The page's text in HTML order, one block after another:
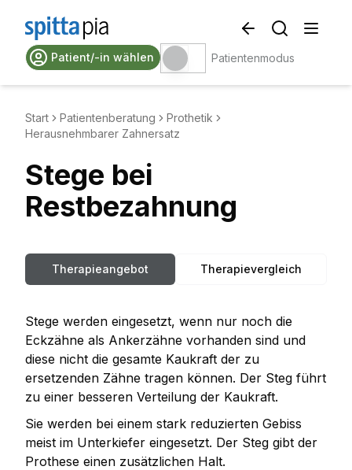
Patient/-in wählen Patientenmodus
Start Patientenberatung
Prothetik
Herausnehmbarer Zahnersatz
Stege bei
Restbezahnung
Therapieangebot Therapievergleich
Stege werden eingesetzt, wenn nur noch die
Eckzähne als Ankerzähne vorhanden sind und
diese nicht die gesamte Kaukraft der zu
ersetzenden Zähne tragen können. Der Steg führt
zu einer besseren Verteilung der Kaukraft.
Sie werden bei einem stark reduzierten Gebiss
meist im Unterkiefer eingesetzt. Der Steg gibt der
Prothese einen zusätzlichen Halt.